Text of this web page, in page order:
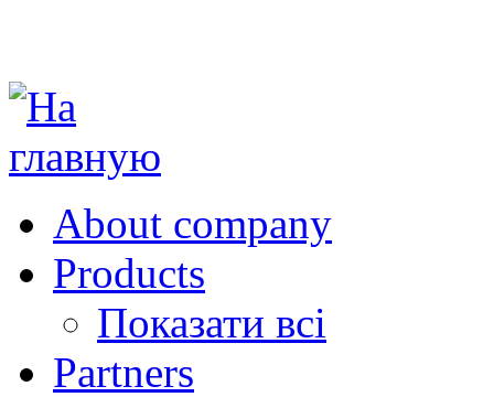
About company
Products
Показати всі
Partners